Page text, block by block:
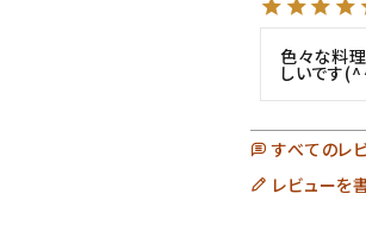
色々な料理
しいです
すべてのレ
レビューを